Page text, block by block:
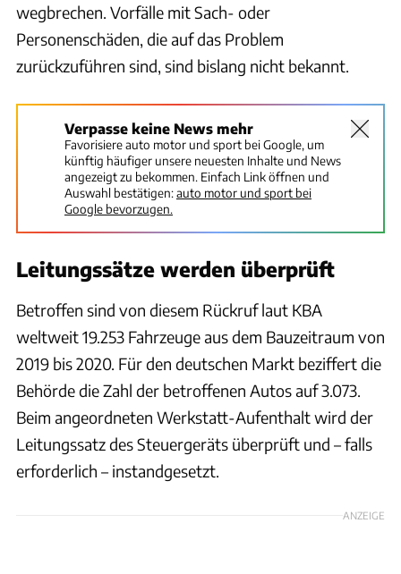
wegbrechen. Vorfälle mit Sach- oder
Personenschäden, die auf das Problem
zurückzuführen sind, sind bislang nicht bekannt.
Verpasse keine News mehr
Favorisiere auto motor und sport bei Google, um
künftig häufiger unsere neuesten Inhalte und News
angezeigt zu bekommen. Einfach Link öffnen und
Auswahl bestätigen:auto motor und sport bei
Google bevorzugen.
Leitungssätze werden überprüft
Betroffen sind von diesem Rückruf laut KBA
weltweit 19.253 Fahrzeuge aus dem Bauzeitraum von
2019 bis 2020. Für den deutschen Markt beziffert die
Behörde die Zahl der betroffenen Autos auf 3.073.
Beim angeordneten Werkstatt-Aufenthalt wird der
Leitungssatz des Steuergeräts überprüft und – falls
erforderlich – instandgesetzt.
ANZEIGE